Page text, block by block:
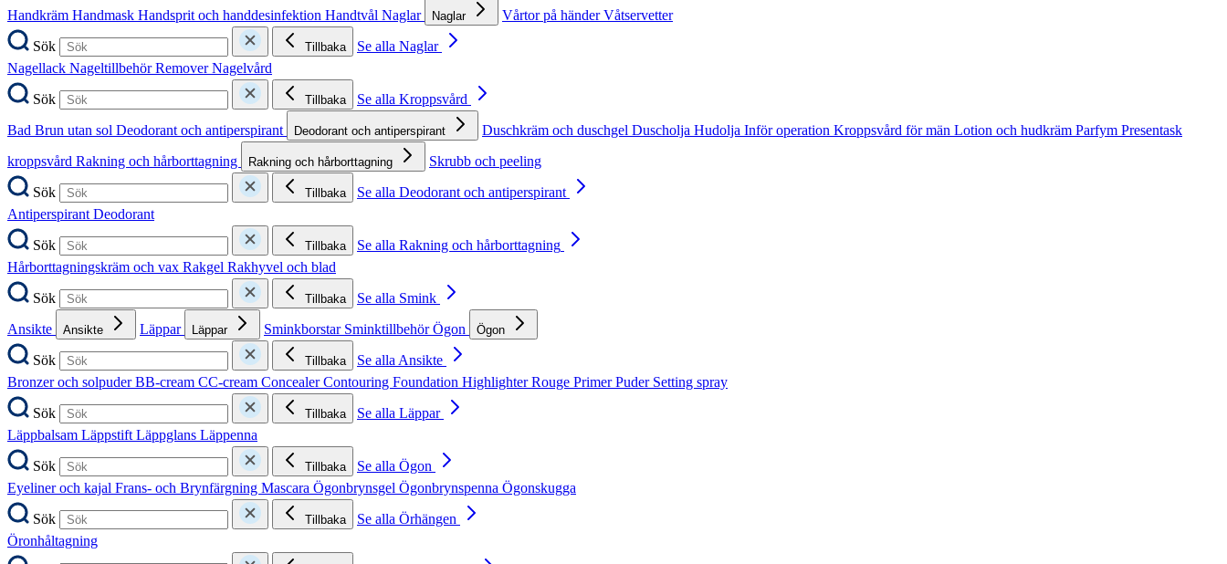
Handkräm Handmask Handsprit och handdesinfektion Handtvål Naglar Naglar Vårtor på händerVåtservetter
Sök
Tillbaka
Se alla Naglar
Nagellack NageltillbehörRemoverNagelvård
Sök
Tillbaka
Se alla Kroppsvård
Bad Brun utan sol Deodorant och antiperspirant Deodorant och antiperspirant Duschkräm och duschgel Duscholja Hudolja Inför operation Kroppsvård för män Lotion och hudkräm Parfym Presentask
kroppsvård Rakning och hårborttagning Rakning och hårborttagning
Skrubb och peeling
Sök
Tillbaka
Se alla Deodorant och antiperspirant
Antiperspirant Deodorant
Sök
Tillbaka
Se alla Rakning och hårborttagning
Hårborttagningskräm och vax Rakgel Rakhyvel och blad
Sök
Tillbaka
Se alla Smink
Ansikte
Ansikte Läppar Läppar Sminkborstar SminktillbehörÖgon Ögon
Sök Tillbaka
Se alla Ansikte
Bronzer och solpuderBB-cream CC-cream ConcealerContouring Foundation HighlighterRouge PrimerPuder Setting spray
Sök
Tillbaka
Se alla Läppar
Läppbalsam Läppstift Läppglans Läppenna
Sök
Tillbaka
Se alla Ögon
Eyeliner och kajal Frans- och Brynfärgning Mascara Ögonbrynsgel Ögonbrynspenna Ögonskugga
Sök
Tillbaka
Se alla Örhängen
Öronhåltagning